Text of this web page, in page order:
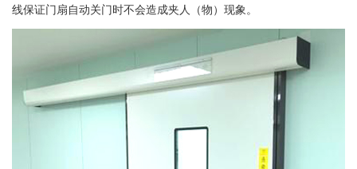
线保证门扇自动关门时不会造成夹人（物）现象。